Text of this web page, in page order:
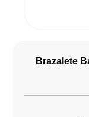
Brazalete